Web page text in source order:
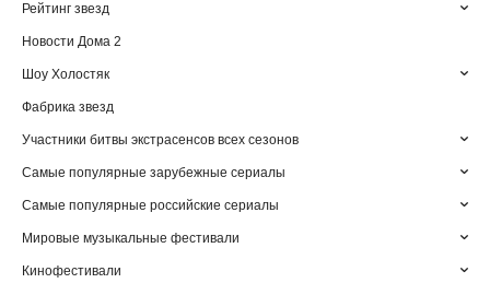
Рейтинг звезд
Новости Дома 2
Шоу Холостяк
Фабрика звезд
Участники битвы экстрасенсов всех сезонов
Самые популярные зарубежные сериалы
Самые популярные российские сериалы
Мировые музыкальные фестивали
Кинофестивали